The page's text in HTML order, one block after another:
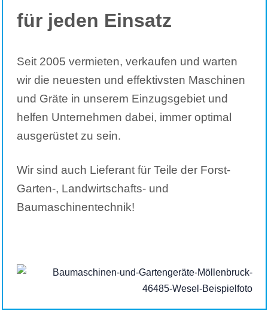
für jeden Einsatz
Seit 2005 vermieten, verkaufen und warten
wir die neuesten und effektivsten Maschinen
und Gräte in unserem Einzugsgebiet und
helfen Unternehmen dabei, immer optimal
ausgerüstet zu sein.
Wir sind auch Lieferant für Teile der Forst-
Garten-, Landwirtschafts- und
Baumaschinentechnik!